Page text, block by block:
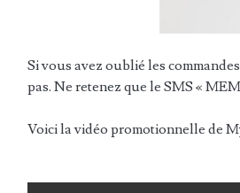
Si vous avez oublié les
pas. Ne retenez que le SMS «
Voici la vidéo promotionnelle de